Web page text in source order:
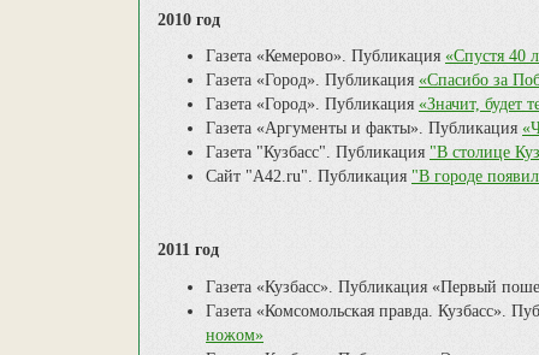
2010 год
Газета «Кемерово». Публикация «Спустя 40
Газета «Город». Публикация «Спасибо за
Газета «Город». Публикация «Значит, будет
Газета «Аргументы и факты». Публикация
Газета "Кузбасс". Публикация "В столице
Сайт "А42.ru". Публикация "В городе
2011 год
Газета «Кузбасс». Публикация «Первый
Газета «Комсомольская правда. Кузбасс».
ножом»